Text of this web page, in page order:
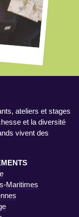
ateliers et stages
et la diversité
vivent des
Maritimes